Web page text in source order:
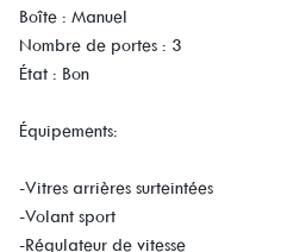
Boîte : Manuel
Nombre de portes : 3
État : Bon
Équipements:
-Vitres arrières surteintées
-Volant sport
-Régulateur de vitesse